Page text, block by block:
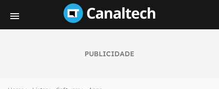
PUBLICIDADE